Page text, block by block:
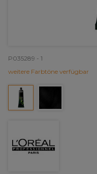
P035289 - 1
weitere Farbtöne verfügbar